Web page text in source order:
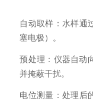
自动取样：水样通
塞电极）。
预处理：仪器自动
并掩蔽干扰。
电位测量：处理后